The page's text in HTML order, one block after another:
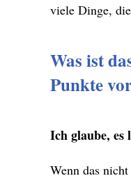
viele Dinge,
Was ist
Punkte
Ich glaube, es
Wenn das